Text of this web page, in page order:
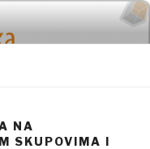
NA
SKUPOVIMA I